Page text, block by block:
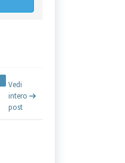
Vedi
intero
post